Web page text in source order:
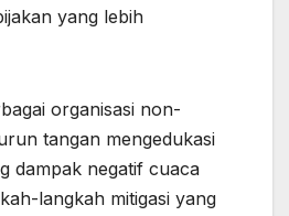
yang lebih
organisasi non-
tangan mengedukasi
dampak negatif cuaca
langkah mitigasi yang